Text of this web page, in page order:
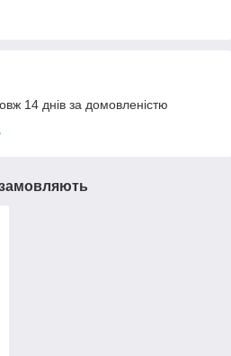
14 днів за домовленістю